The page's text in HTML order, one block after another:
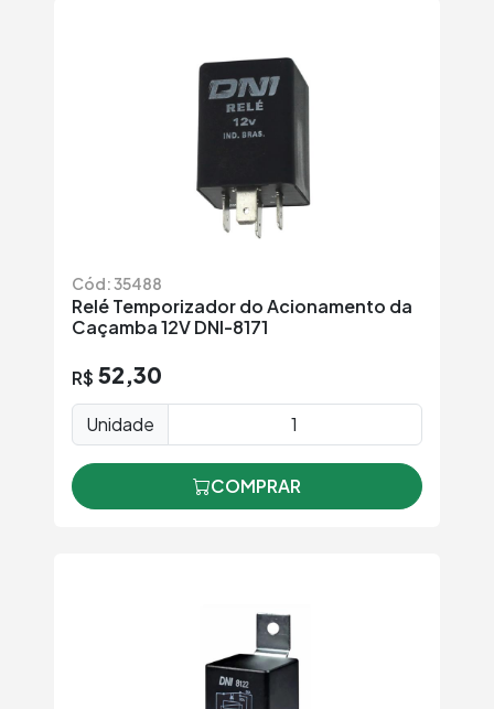
Cód: 35488
Relé Temporizador do Acionamento da
Caçamba 12V DNI-8171
R$ 52,30
Unidade
COMPRAR